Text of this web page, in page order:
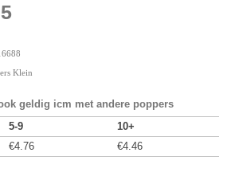
Klein
geldig icm met andere poppers
5-9
10+
€4.76 €4.46